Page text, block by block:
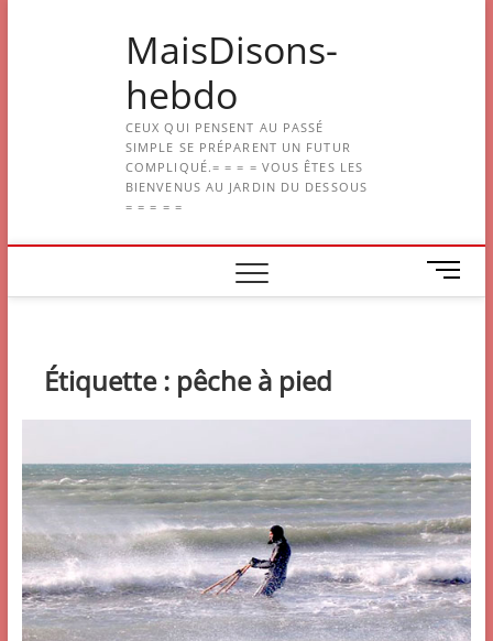
MaisDisons-
hebdo
CEUX QUI PENSENT AU PASSÉ
SIMPLE SE PRÉPARENT UN FUTUR
COMPLIQUÉ.= = = = VOUS ÊTES LES
BIENVENUS AU JARDIN DU DESSOUS
= = = = =
M
e
o
n
Étiquette : pêche à pied